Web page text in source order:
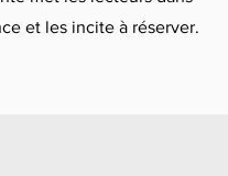
et les incite à réserver.